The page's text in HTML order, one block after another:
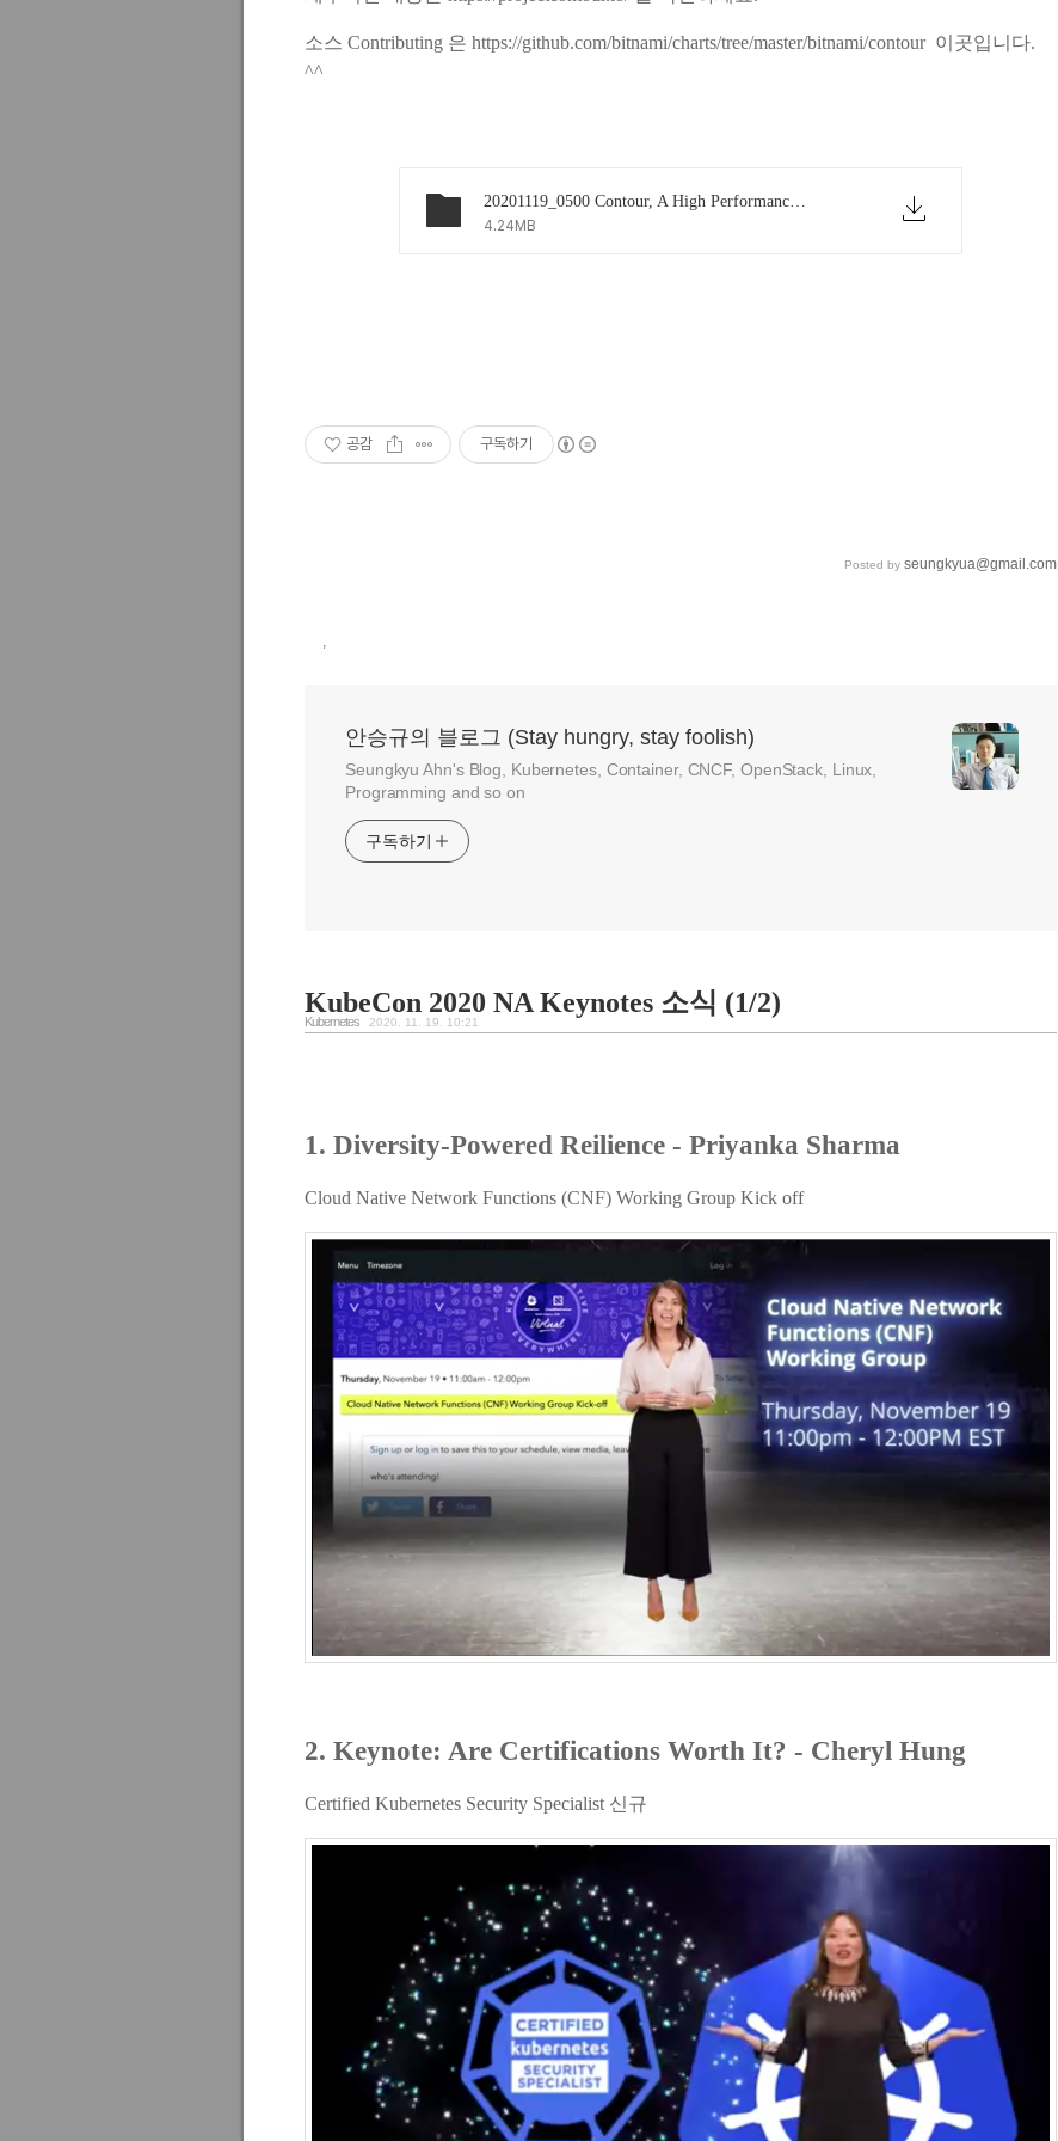
소스 Contributing 은 https://github.com/bitnami/charts/tree/master/bitnami/contour이곳입니다.
^^
20201119_0500 Contour, A High Performance Multitenant Ingress Controller for Kubernetes - MICHAEL MICHAEL, Steve Sloka, Nick Young, &amp; James Peach, VMware.pptx
4.24MB
공감 구독하기
Posted by seungkyua@gmail.com
,
안승규의 블로그 (Stay hungry, stay foolish)
Seungkyu Ahn's Blog, Kubernetes, Container, CNCF, OpenStack, Linux,
Programming and so on
구독하기
KubeCon 2020 NA Keynotes 소식 (1/2)
Kubernetes 2020. 11. 19. 10:21
1. Diversity-Powered Reilience - Priyanka Sharma
Cloud Native Network Functions (CNF) Working Group Kick off
2. Keynote: Are Certifications Worth It? - Cheryl Hung
Certified Kubernetes Security Specialist 신규